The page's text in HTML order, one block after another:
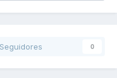
Seguidores 0